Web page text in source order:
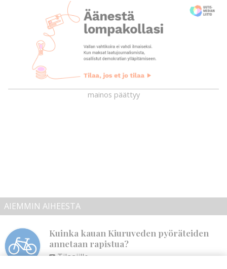
mainos päättyy
AIEMMIN AIHEESTA
Kuinka kauan Kiuruveden pyöräteiden
annetaan rapistua?
Tilaajille